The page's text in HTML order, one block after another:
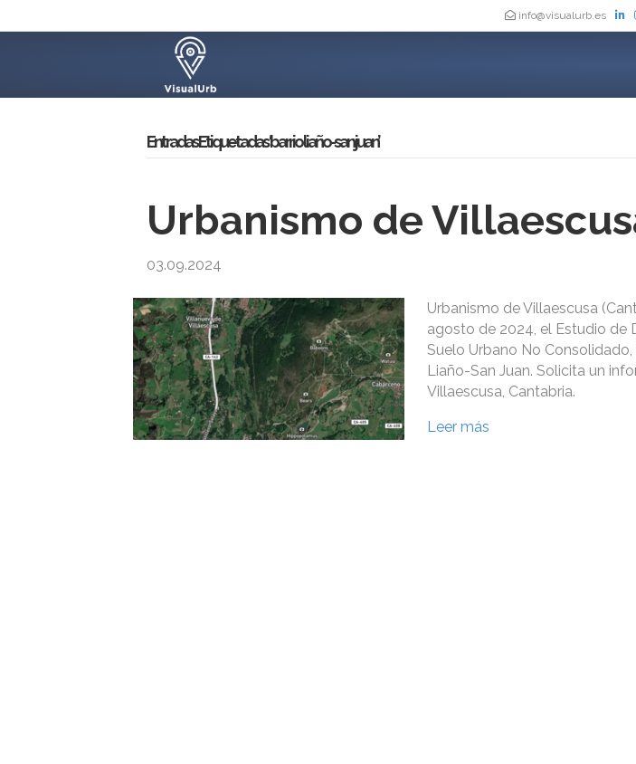
info@visualurb.es
Entradas Etiquetadas ‘barrio liaño-san juan’
Urbanismo de
03.09.2024
Urbanismo de Villaescusa
agosto de 2024, el Estudio de
Suelo Urbano No
Liaño-San Juan. Solicita un
Villaescusa, Cantabria.
Leer más